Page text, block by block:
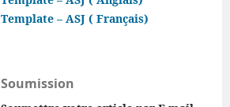
Template – ASJ ( Français)
Soumission